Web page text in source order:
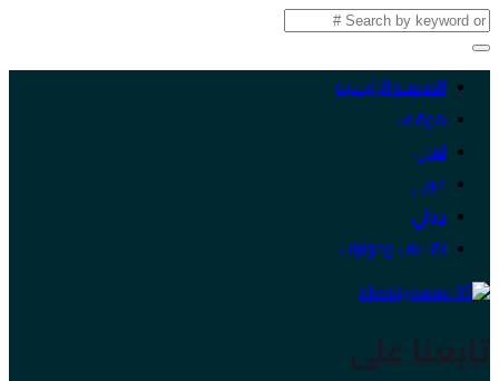
الصفحة الرئيسية
موقف
لبنان
عربي
دولي
لقاءات وحوارات
تابعنا على